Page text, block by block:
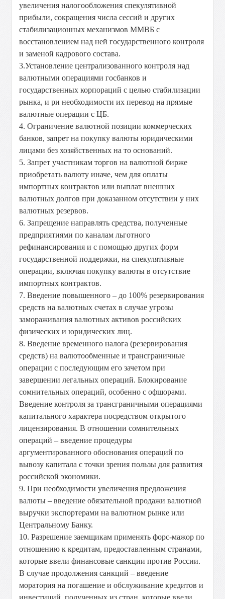
увеличения налогообложения спекулятивной
прибыли, сокращения числа сессий и других
стабилизационных механизмов ММВБ с
восстановлением над ней государственного контроля
и заменой кадрового состава.
3.Установление централизованного контроля над
валютными операциями госбанков и
государственных корпораций с целью стабилизации
рынка, и ри необходимости их перевод на прямые
валютные операции с ЦБ.
4. Ограничение валютной позиции коммерческих
банков, запрет на покупку валюты юридическими
лицами без хозяйственных на то оснований.
5. Запрет участникам торгов на валютной бирже
приобретать валюту иначе, чем для оплаты
импортных контрактов или выплат внешних
валютных долгов при доказанном отсутствии у них
валютных резервов.
6. Запрещение направлять средства, полученные
предприятиями по каналам льготного
рефинансирования и с помощью других форм
государственной поддержки, на спекулятивные
операции, включая покупку валюты в отсутствие
импортных контрактов.
7. Введение повышенного – до 100% резервирования
средств на валютных счетах в случае угрозы
замораживания валютных активов российских
физических и юридических лиц.
8. Введение временного налога (резервирования
средств) на валютообменные и трансграничные
операции с последующим его зачетом при
завершении легальных операций. Блокирование
сомнительных операций, особенно с офшорами.
Введение контроля за трансграничными операциями
капитального характера посредством открытого
лицензирования. В отношении сомнительных
операций – введение процедуры
аргументированного обоснования операций по
вывозу капитала с точки зрения пользы для развития
российской экономики.
9. При необходимости увеличения предложения
валюты – введение обязательной продажи валютной
выручки экспортерами на валютном рынке или
Центральному Банку.
10. Разрешение заемщикам применять форс-мажор по
отношению к кредитам, предоставленным странами,
которые ввели финансовые санкции против России.
В случае продолжения санкций – введение
моратория на погашение и обслуживание кредитов и
инвестиций, полученных из стран, которые ввели